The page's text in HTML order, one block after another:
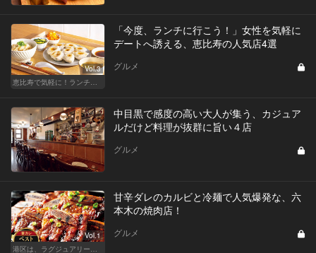
Vol.3
「今度、ランチに行こう！」女性を気軽に
デートへ誘える、恵比寿の人気店4選
グルメ
中目黒で感度の高い大人が集う、カジュア
ルだけど料理が抜群に旨い４店
グルメ
Vol.1
甘辛ダレのカルビと冷麺で人気爆発な、六
本木の焼肉店！
グルメ